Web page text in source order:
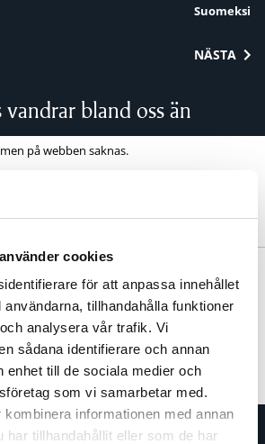
cookies
för att anpassa innehållet
tillhandahålla funktioner
analysera vår trafik. Vi
sådana identifierare och annan
enhet till de sociala medier och
som vi samarbetar med.
informationen med annan
har tillhandahållit eller som de har
Suomeksi
NÄSTA
vandrar bland oss än
på webben saknas.
1936. | Melodi: Basel 1745.
i Kristus